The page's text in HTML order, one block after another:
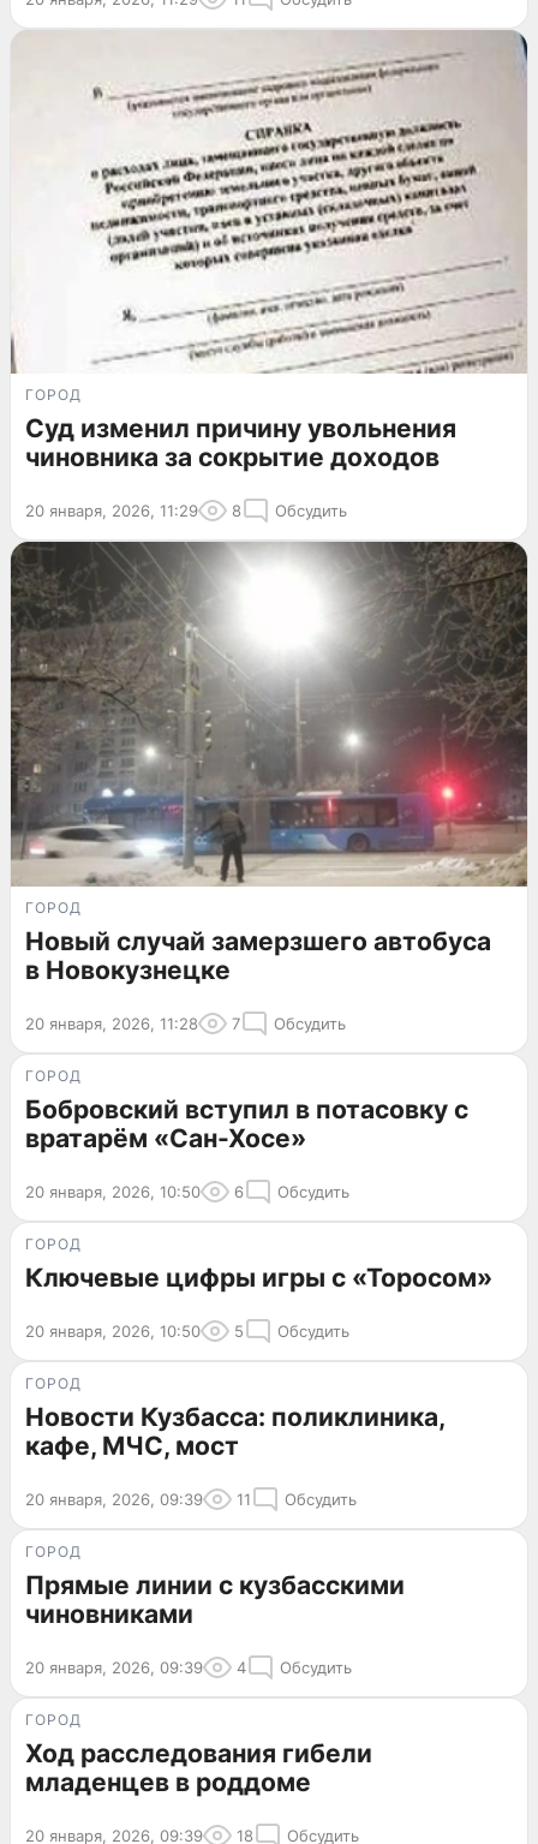
ГОРОД
Суд изменил причину увольнения
чиновника за сокрытие доходов
20 января, 2026, 11:29 8 Обсудить
ГОРОД
Новый случай замерзшего автобуса
в Новокузнецке
20 января, 2026, 11:28 7 Обсудить
ГОРОД
Бобровский вступил в потасовку с
вратарём «Сан-Хосе»
20 января, 2026, 10:50 6 Обсудить
ГОРОД
Ключевые цифры игры с «Торосом»
20 января, 2026, 10:50 5 Обсудить
ГОРОД
Новости Кузбасса: поликлиника,
кафе, МЧС, мост
20 января, 2026, 09:39 11 Обсудить
ГОРОД
Прямые линии с кузбасскими
чиновниками
20 января, 2026, 09:39 4 Обсудить
ГОРОД
Ход расследования гибели
младенцев в роддоме
20 января, 2026, 09:39 18 Обсудить